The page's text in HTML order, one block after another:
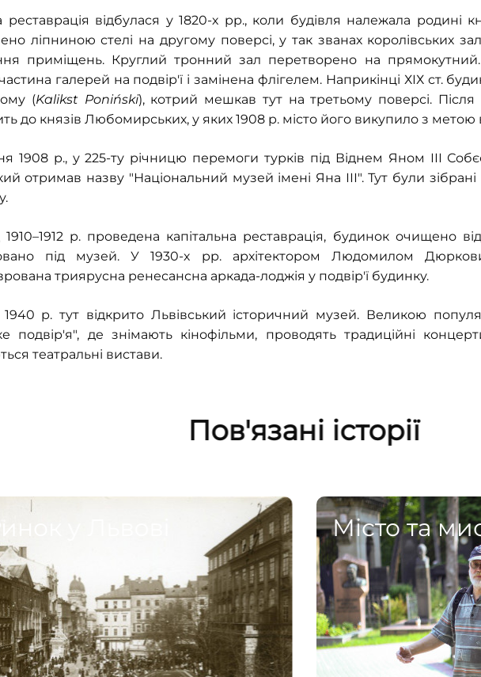
реставрація відбулася у 1820-х рр., коли будівля належала родині
ліпниною стелі на другому поверсі, у так званах королівських
приміщень. Круглий тронний зал перетворено на
галерей на подвір'ї і замінена флігелем. Наприкінці ХІХ ст.
(Kalikst Poniński), котрий мешкав тут на третьому поверсі. Після
до князів Любомирських, у яких 1908 р. місто його викупило з метою
1908 р., у 225-ту річницю перемоги турків під Віднем Яном ІІІ
отримав назву "Національний музей імені Яна ІІІ". Тут були зібрані
р. проведена капітальна реставрація, будинок очищено
під музей. У 1930-х рр. архітектором Людомилом
триярусна ренесансна аркада-лоджія у подвір'ї будинку.
1940 р. тут відкрито Львівський історичний музей. Великою
подвір'я", де знімають кінофільми, проводять традиційні
театральні вистави.
Пов'язані історії
у Львові Місто та